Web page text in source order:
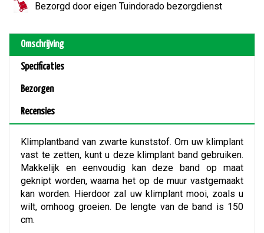
Bezorgd door eigen Tuindorado bezorgdienst
Omschrijving
Specificaties
Bezorgen
Recensies
Klimplantband van zwarte kunststof. Om uw klimplant
vast te zetten, kunt u deze klimplant band gebruiken.
Makkelijk en eenvoudig kan deze band op maat
geknipt worden, waarna het op de muur vastgemaakt
kan worden. Hierdoor zal uw klimplant mooi, zoals u
wilt, omhoog groeien. De lengte van de band is 150
cm.